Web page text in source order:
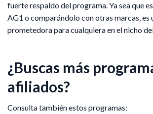
fuerte respaldo del programa. Ya sea que
AG1 o comparándolo con otras marcas, es
prometedora para cualquiera en el nicho
¿Buscas más
afiliados?
Consulta también estos programas: